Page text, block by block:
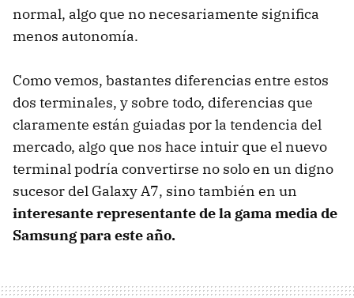
normal, algo que no necesariamente significa
menos autonomía.
Como vemos, bastantes diferencias entre estos
dos terminales, y sobre todo, diferencias que
claramente están guiadas por la tendencia del
mercado, algo que nos hace intuir que el nuevo
terminal podría convertirse no solo en un digno
sucesor del Galaxy A7, sino también en un
interesante representante de la gama media de
Samsung para este año.